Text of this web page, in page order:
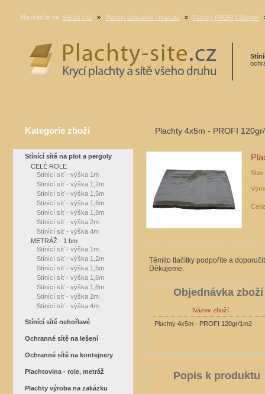
Nacházíte se: Stínící sítě » Plachty ochranné - hranaté » Plachty PROFI 120gr/m²
Plachty 4x5m - PROFI
Stav
Těmito tlačítky podpoříte a
Děkujeme.
Objednávka zboží
Název zboží
Plachty 4x5m - PROFI 120gr/1m2
Popis k produktu
Kategorie zboží
Stínící sítě na plot a pergoly
CELÉ ROLE
Stínící síť - výška 1m
Stínící síť - výška 1,2m
Stínící síť - výška 1,5m
Stínící síť - výška 1,6m
Stínící síť - výška 1,8m
Stínící síť - výška 2m
Stínící síť - výška 4m
METRÁŽ - 1 bm
Stínící síť - výška 1m
Stínící síť - výška 1,2m
Stínící síť - výška 1,5m
Stínící síť - výška 1,6m
Stínící síť - výška 1,8m
Stínící síť - výška 2m
Stínící síť - výška 4m
Stínící sítě nehořlavé
Ochranné sítě na lešení
Ochranné sítě na kontejnery
Plachtovina - role, metráž
Plachty výroba na zakázku